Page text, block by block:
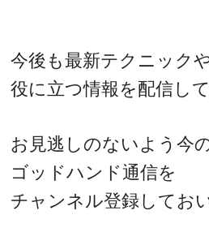
今後も最新テクニック
役に立つ情報を配信し
お見逃しのないよう今
ゴッドハンド通信を
チャンネル登録してお